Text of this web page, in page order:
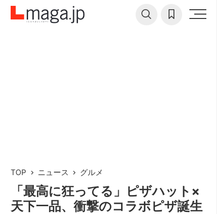
TOP ニュース グルメ
「最高に狂ってる」ピザハット×
天下一品、衝撃のコラボピザ誕生